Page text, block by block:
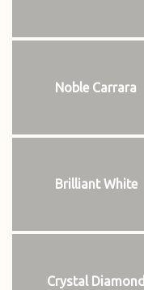
Noble Carrara
Brilliant White
Crystal Diamond